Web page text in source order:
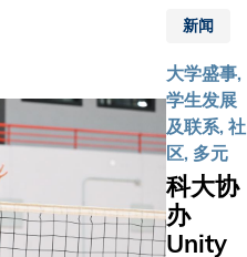
国）、
(美国)、
萨克斯坦
夺得白金
金奖及银
「可持续
影响力奖
的影响，
以及相关
挑战分享
睿见。科
大团队概
述了学校
通过推动
学生国际
化，营造
包容和多
社会对
男性和
女性的
期望。
新闻
大学盛事,
学生发展
及联系, 社
区, 多元
科大协
办
Unity